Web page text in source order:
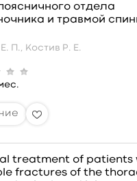
отдела
и травмой
П., Костив Р. Е.
treatment of patients
fractures of the